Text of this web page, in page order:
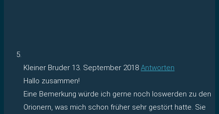
Kleiner Bruder 13. September 2018 Antworten
Hallo zusammen!
Eine Bemerkung würde ich gerne noch loswerden zu den
Orionern, was mich schon früher sehr gestört hatte. Sie